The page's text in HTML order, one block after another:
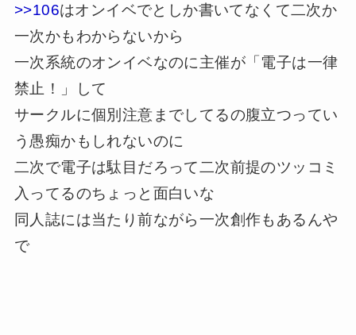
>>106はオンイベでとしか書いてなくて二次か
一次かもわからないから
一次系統のオンイベなのに主催が「電子は一律
禁止！」して
サークルに個別注意までしてるの腹立つってい
う愚痴かもしれないのに
二次で電子は駄目だろって二次前提のツッコミ
入ってるのちょっと面白いな
同人誌には当たり前ながら一次創作もあるんや
で